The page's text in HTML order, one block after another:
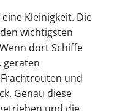
Kleinigkeit. Die
wichtigsten
dort Schiffe
geraten
und
Genau diese